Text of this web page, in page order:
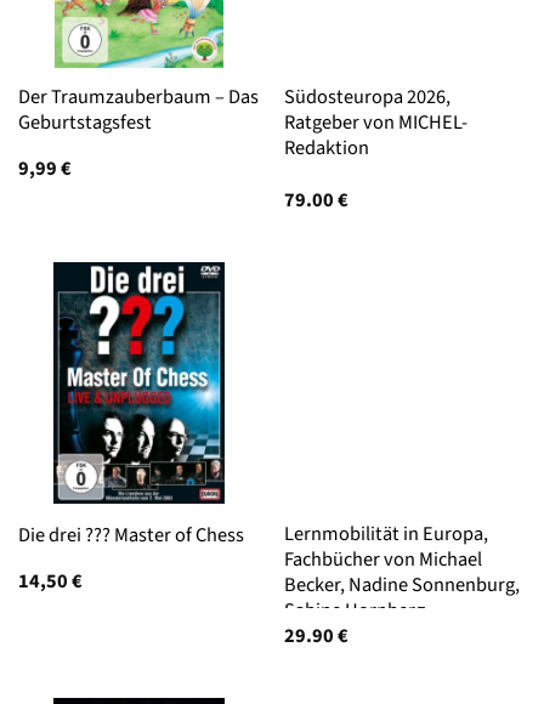
Der Traumzauberbaum – Das
Geburtstagsfest
9,99€
Südosteuropa 2026,
Ratgeber von MICHEL-
Redaktion
79.00€
Die drei ??? Master of Chess
14,50€
Lernmobilität in Europa,
Fachbücher von Michael
Becker, Nadine Sonnenburg,
Sabine Hornberg
29.90€